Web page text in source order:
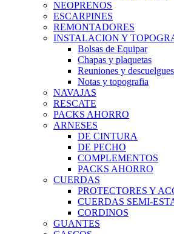
NEOPRENOS
ESCARPINES
REMONTADORES
INSTALACION Y
Bolsas de Equipar
Chapas y plaquetas
Reuniones y descuelgues
Notas y topografia
NAVAJAS
RESCATE
PACKS AHORRO
ARNESES
DE CINTURA
DE PECHO
COMPLEMENTOS
PACKS AHORRO
CUERDAS
PROTECTORES Y
CUERDAS SEMI-
CORDINOS
GUANTES